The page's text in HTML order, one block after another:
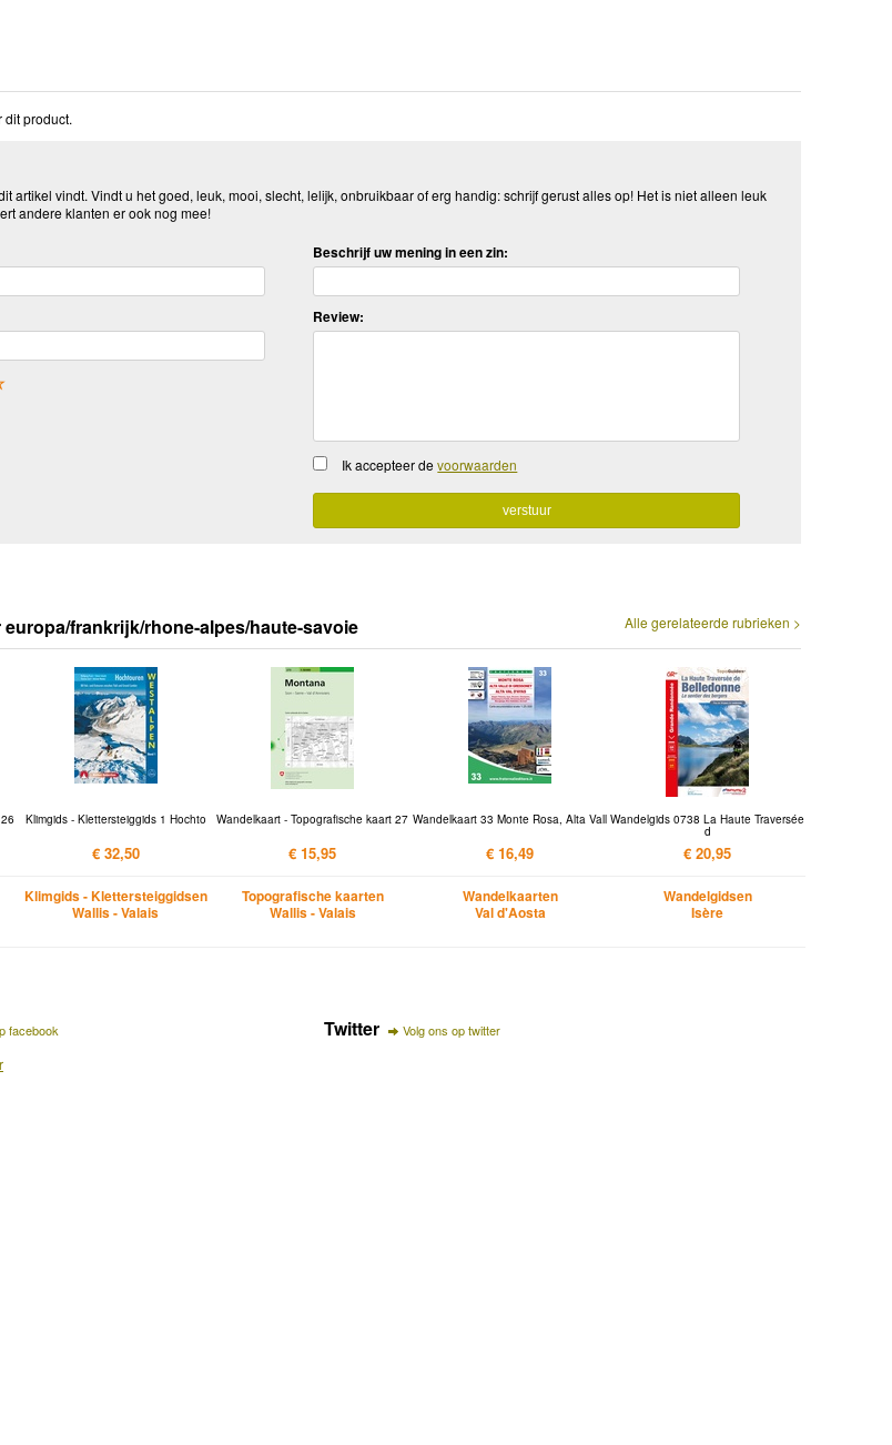
product.
artikel vindt. Vindt u het goed, leuk, mooi, slecht, lelijk, onbruikbaar of erg handig: schrijf gerust alles op! Het is niet alleen leuk
andere klanten er ook nog mee!
Beschrijf uw mening in een zin:
Review:
Ik accepteer devoorwaarden
Alle gerelateerde rubrieken >
frankrijk/rhone-alpes/haute-savoie
Klimgids - Klettersteiggids 1 Hochto
€ 32,50
Klimgids - Klettersteiggidsen
Wallis - Valais
Wandelkaart - Topografische kaart 27
€ 15,95
Topografische kaarten
Wallis - Valais
Wandelkaart 33 Monte Rosa, Alta Vall
€ 16,49
Wandelkaarten
Val d'Aosta
Wandelgids 0738 La Haute Traversée
d
€ 20,95
Wandelgidsen
Isère
facebook Twitter Volg ons op twitter